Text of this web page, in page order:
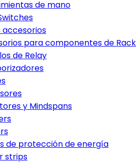
de mano
accesorios
para componentes de Rack
de Relay
y Mindspans
de protección de energía
strips